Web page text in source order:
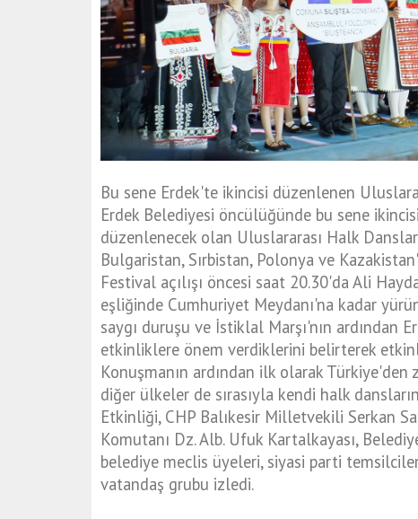
Bu sene Erdek'te ikincisi düzenlenen
Erdek Belediyesi öncülüğünde bu sene
düzenlenecek olan Uluslararası Halk
Bulgaristan, Sırbistan, Polonya ve
Festival açılışı öncesi saat 20.30'da Ali
eşliğinde Cumhuriyet Meydanı'na kadar
saygı duruşu ve İstiklal Marşı'nın ardından
etkinliklere önem verdiklerini belirterek
Konuşmanın ardından ilk olarak
diğer ülkeler de sırasıyla kendi halk
Etkinliği, CHP Balıkesir Milletvekili Serkan
Komutanı Dz. Alb. Ufuk Kartalkayası,
belediye meclis üyeleri, siyasi parti
vatandaş grubu izledi.